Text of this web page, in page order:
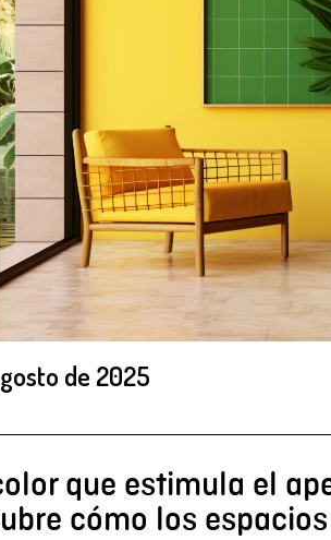
de 2025
que estimula el
cómo los